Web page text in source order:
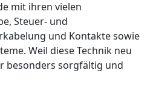
mit ihren vielen
Steuer- und
und Kontakte sowie
Weil diese Technik neu
besonders sorgfältig und